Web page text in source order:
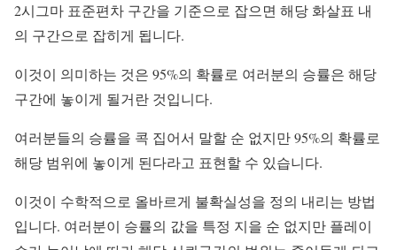
2시그마 표준편차 구간을 기준으로 잡으면 해당 화살표 내
의 구간으로 잡히게 됩니다.
이것이 의미하는 것은 95%의 확률로 여러분의 승률은 해당
구간에 놓이게 될거란 것입니다.
여러분들의 승률을 콕 집어서 말할 순 없지만 95%의 확률로
해당 범위에 놓이게 된다라고 표현할 수 있습니다.
이것이 수학적으로 올바르게 불확실성을 정의 내리는 방법
입니다. 여러분이 승률의 값을 특정 지을 순 없지만 플레이